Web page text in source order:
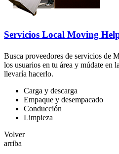
Servicios Local Moving
Busca proveedores de servicios de
los usuarios en tu área y múdate en
llevaría hacerlo.
Carga y descarga
Empaque y desempacado
Conducción
Limpieza
Volver
arriba